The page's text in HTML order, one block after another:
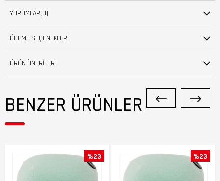
YORUMLAR(0)
ÖDEME SEÇENEKLERI
ÜRÜN ÖNERILERI
BENZER ÜRÜNLER
%23 %23